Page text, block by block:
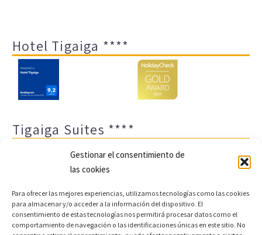
Gestionar el consentimiento de
las cookies
Para ofrecer las mejores experiencias, utilizamos tecnologías como las cookies
para almacenar y/o acceder a la información del dispositivo. El
consentimiento de estas tecnologías nos permitirá procesar datos como el
comportamiento de navegación o las identificaciones únicas en este sitio. No
Hotel Tigaiga ****
Tigaiga Suites ****
Aviso legal y política de privacidad Transparencia